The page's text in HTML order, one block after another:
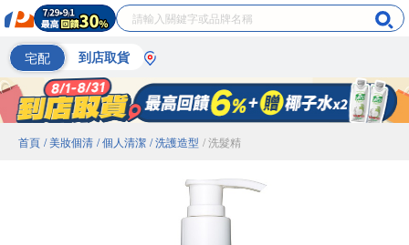
宅配 到店取貨
首頁 / 美妝個清 / 個人清潔 / 洗護造型 / 洗髮精